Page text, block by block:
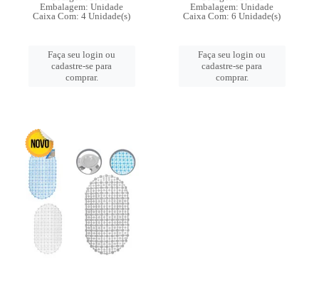
Embalagem: Unidade
Caixa Com: 4 Unidade(s)
Faça seu login ou
cadastre-se para
comprar.
Embalagem: Unidade
Caixa Com: 6 Unidade(s)
Faça seu login ou
cadastre-se para
comprar.